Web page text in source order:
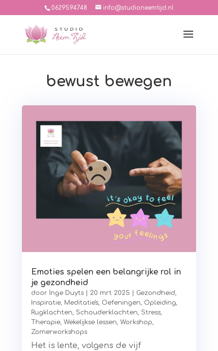
0629594748 info@studioneemtijd.nl
bewust bewegen
Emoties spelen een belangrijke rol in
je gezondheid
door Inge Duyts| 20 mrt 2025 Gezondheid,
Inspiratie, Meditatie's, Oefeningen, Opleiding,
Rugklachten, Schouderklachten, Stress,
Therapie, Wekelijkse lessen, Workshop,
Zomerworkshops
Het is lente, volgens de vijf